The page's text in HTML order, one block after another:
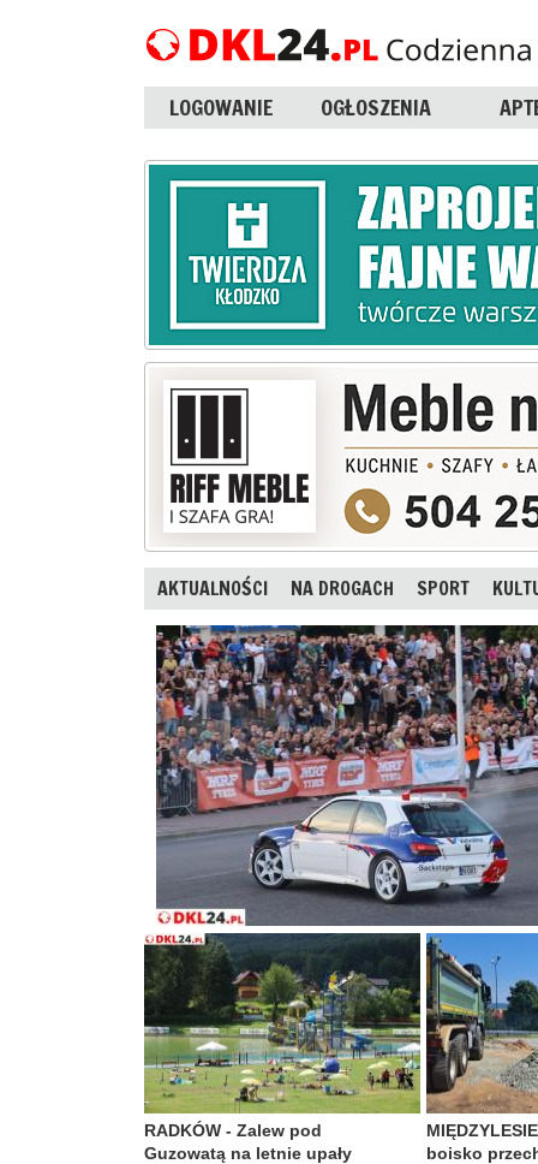
LOGOWANIE OGŁOSZENIA
AKTUALNOŚCI NA DROGACH SPORT
RADKÓW - Zalew pod
Guzowatą na letnie upały
boisko